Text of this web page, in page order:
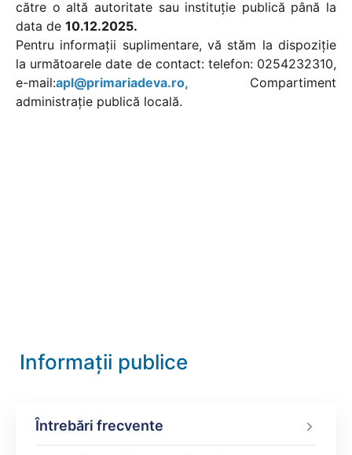
către o altă autoritate sau instituție publică până la
data de 10.12.2025.
Pentru informații suplimentare, vă stăm la dispoziție
la următoarele date de contact: telefon: 0254232310,
e-mail:apl@primariadeva.ro, Compartiment
administrație publică locală.
Informații publice
Întrebări frecvente